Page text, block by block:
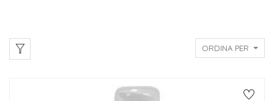
ORDINA PER